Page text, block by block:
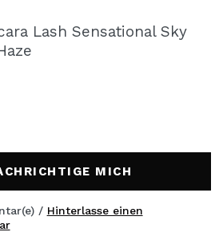
Kontos bei Maquillalia.de
schnell tätigen, den Status Ihrer
und Ihre bisherigen Vorgänge
Lash Sensational Sky
MICH
/ Hinterlasse einen